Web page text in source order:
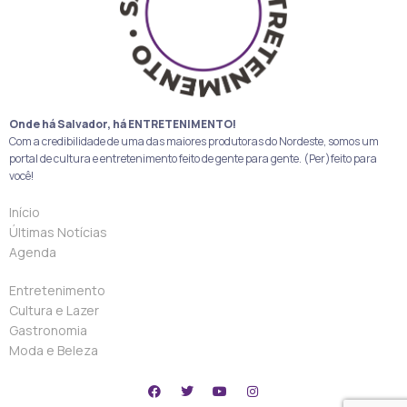
Onde há Salvador, há ENTRETENIMENTO!
Com a credibilidade de uma das maiores produtoras do Nordeste, somos um
portal de cultura e entretenimento feito de gente para gente. (Per)feito para
você!
Início
Últimas Notícias
Agenda
Entretenimento
Cultura e Lazer
Gastronomia
Moda e Beleza